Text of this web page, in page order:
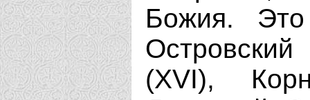
Божия.
(ХVI),